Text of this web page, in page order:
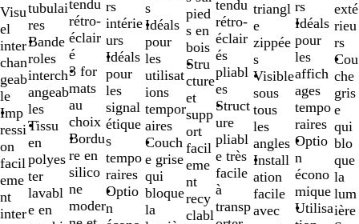
Visu
el
inter
chan
geab
le
Imp
ressi
on
facil
eme
nt
inter
tubulai
res
Bande
roles
interch
angeab
les
Tissu
en
polyes
ter
lavabl
e en
tendu
rétro-
éclair
é
3 for
mats
au
choix
Bordu
re en
silico
ne
moder
rs
intérie
urs
Idéals
pour
les
signal
étique
s
tempo
raires
Optio
n
s
Idéals
pour
les
utilisat
ions
tempor
aires
Couch
e grise
qui
bloque
la
pied
s en
bois
Stru
cture
et
supp
ort
facil
eme
nt
recy
clabl
tendu
rétro-
éclair
és
pliabl
es
Struct
ure
pliabl
e très
facile
à
transp
triangl
e
zippée
s
Visible
sous
tous
les
angles
Install
ation
facile
avec
rs
Idéals
pour
les
affich
ages
tempo
raires
Optio
n
écono
mique
Utilisa
exté
rieu
rs
Cou
che
gris
e
qui
blo
que
la
lum
ière
10